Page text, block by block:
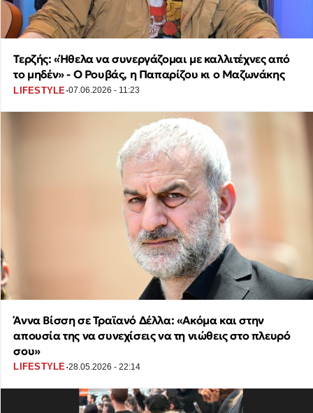
Τερζής: «Ήθελα να συνεργάζομαι με καλλιτέχνες από
το μηδέν» - Ο Ρουβάς, η Παπαρίζου κι ο Μαζωνάκης
LIFESTYLE ·07.06.2026 - 11:23
Άννα Βίσση σε Τραϊανό Δέλλα: «Ακόμα και στην
απουσία της να συνεχίσεις να τη νιώθεις στο πλευρό
σου»
LIFESTYLE·28.05.2026 - 22:14